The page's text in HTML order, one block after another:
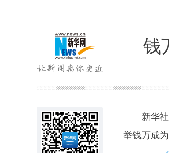
钱
新华社
举钱万成